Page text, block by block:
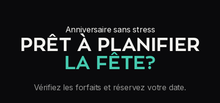
Anniversaire sans stress
PRÊT À PLANIFIER
LA FÊTE?
Vérifiez les forfaits et réservez votre date.